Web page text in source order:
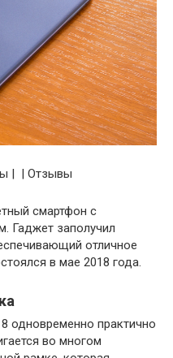
| | Отзывы
смартфон с
Гаджет заполучил
отличное
в мае 2018 года.
одновременно практично
во многом